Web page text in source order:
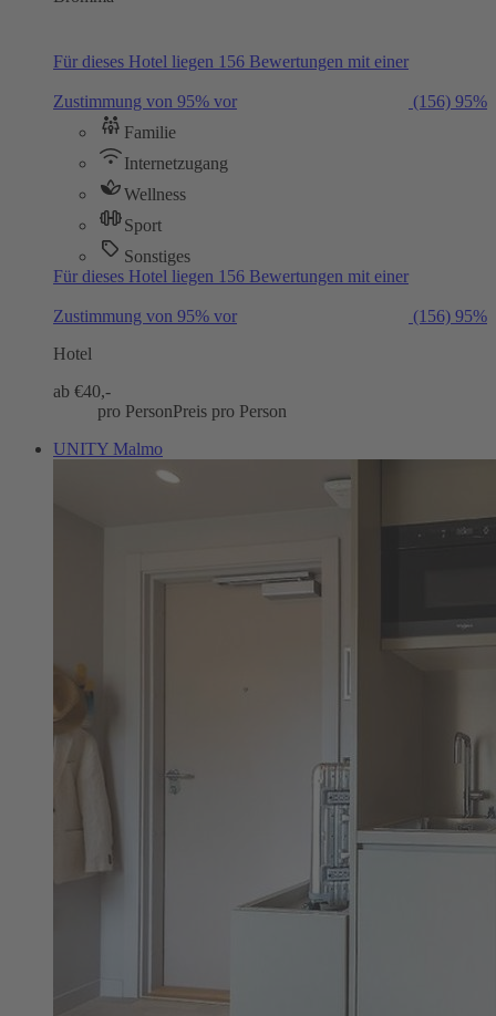
Für dieses Hotel liegen 156 Bewertungen mit einer
Zustimmung von 95% vor (156) 95%
Familie
Internetzugang
Wellness
Sport
Sonstiges
Für dieses Hotel liegen 156 Bewertungen mit einer
Zustimmung von 95% vor (156) 95%
Hotel
ab €40,-
pro PersonPreis pro Person
UNITY Malmo